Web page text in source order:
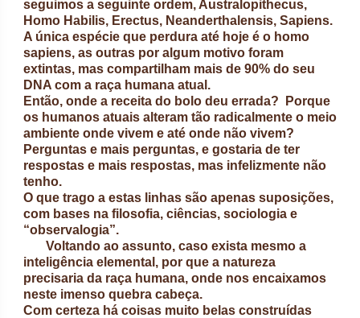
seguimos a seguinte ordem, Australopithecus,
Homo Habilis, Erectus, Neanderthalensis, Sapiens.
A única espécie que perdura até hoje é o homo
sapiens, as outras por algum motivo foram
extintas, mas compartilham mais de 90% do seu
DNA com a raça humana atual.
Então, onde a receita do bolo deu errada? Porque
os humanos atuais alteram tão radicalmente o meio
ambiente onde vivem e até onde não vivem?
Perguntas e mais perguntas, e gostaria de ter
respostas e mais respostas, mas infelizmente não
tenho.
O que trago a estas linhas são apenas suposições,
com bases na filosofia, ciências, sociologia e
“observalogia”.
Voltando ao assunto, caso exista mesmo a
inteligência elemental, por que a natureza
precisaria da raça humana, onde nos encaixamos
neste imenso quebra cabeça.
Com certeza há coisas muito belas construídas